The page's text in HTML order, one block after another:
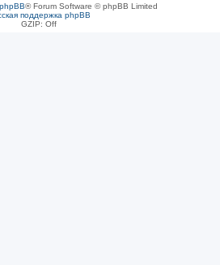
phpBB® Forum Software © phpBB Limited
поддержка phpBB
GZIP: Off